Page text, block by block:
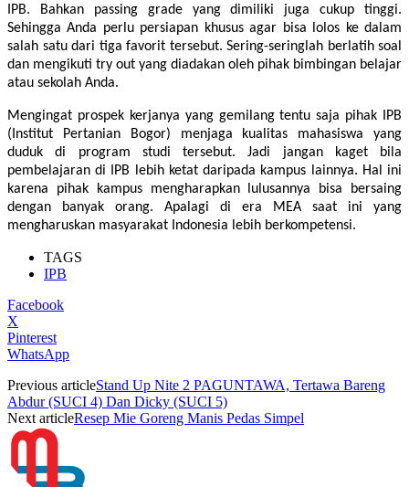
IPB. Bahkan passing grade yang dimiliki juga cukup tinggi.
Sehingga Anda perlu persiapan khusus agar bisa lolos ke dalam
salah satu dari tiga favorit tersebut. Sering-seringlah berlatih soal
dan mengikuti try out yang diadakan oleh pihak bimbingan belajar
atau sekolah Anda.
Mengingat prospek kerjanya yang gemilang tentu saja pihak
IPB
(Institut Pertanian Bogor) menjaga kualitas mahasiswa yang
duduk di program studi tersebut. Jadi jangan kaget bila
pembelajaran di IPB lebih ketat daripada kampus lainnya. Hal ini
karena pihak kampus mengharapkan lulusannya bisa bersaing
dengan banyak orang. Apalagi di era MEA saat ini yang
mengharuskan masyarakat Indonesia lebih berkompetensi.
TAGS
IPB
Facebook
X
Pinterest
WhatsApp
Previous articleStand Up Nite 2 PAGUNTAWA, Tertawa Bareng
Abdur (SUCI 4) Dan Dicky (SUCI 5)
Next articleResep Mie Goreng Manis Pedas Simpel